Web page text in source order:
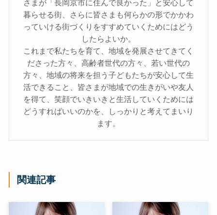
さまが「長岡京市に住んで良かった」と安心して
暮らせる街、さらに皆さまも何らかの形でかかわ
っていける街づくりをすすめていくためにはどう
したらよいか。
これまで私たちを育て、地域を発展させてきてく
ださった方々、高齢者世代の方々、若い世代の
方々、地域の将来を担う子どもたちが安心して生
活できること、皆さまが地域での生きがいや友人
を得て、笑顔でいきいきと生活していくためには
どうすればいいのかを、しっかりと考えてまいり
ます。
関連記事